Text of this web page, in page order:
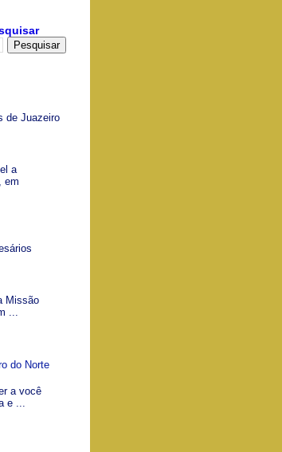
de Juazeiro
a
em
Missão
...
do Norte
a você
e ...